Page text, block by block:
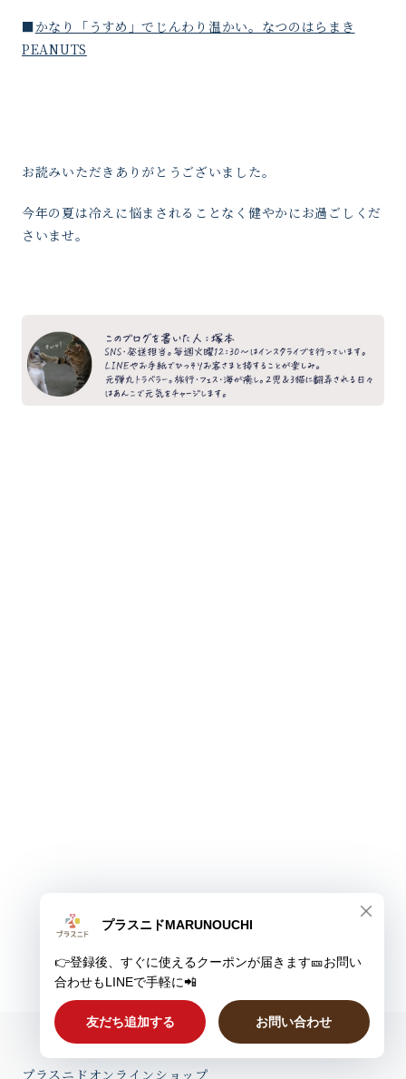
■かなり「うすめ」でじんわり温かい。なつのはらまき
PEANUTS
お読みいただきありがとうございました。
今年の夏は冷えに悩まされることなく健やかにお過ごしくだ
さいませ。
プラスニドオンラインショップ